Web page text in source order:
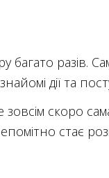
багато разів.
дії та
скоро
стає